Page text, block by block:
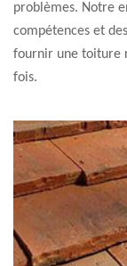
problèmes. Notre
compétences et
fournir une toiture
fois.